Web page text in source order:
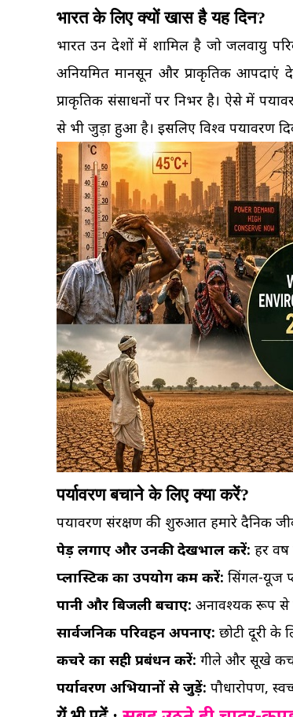
भारत के लिए क्यों खास है यह दिन?
भारत उन देशों में शामिल है जो जलवायु
अनियमित मानसून और प्राकृतिक आपदाएं
प्राकृतिक संसाधनों पर निर्भर है। ऐसे में
से भी जुड़ा हुआ है। इसलिए विश्व पर्यावरण
पर्यावरण बचाने के लिए क्या करें?
पर्यावरण संरक्षण की शुरुआत हमारे दैनिक
पेड़ लगाएं और उनकी देखभाल करें: हर
प्लास्टिक का उपयोग कम करें: सिंगल-यूज
पानी और बिजली बचाएं: अनावश्यक रूप से
सार्वजनिक परिवहन अपनाएं: छोटी दूरी के
कचरे का सही प्रबंधन करें: गीले और सूखे
पर्यावरण अभियानों से जुड़ें: पौधारोपण,